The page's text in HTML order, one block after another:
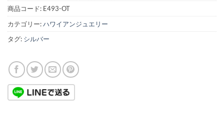
商品コード: E493-OT
カテゴリー:ハワイアンジュエリー
タグ: シルバー